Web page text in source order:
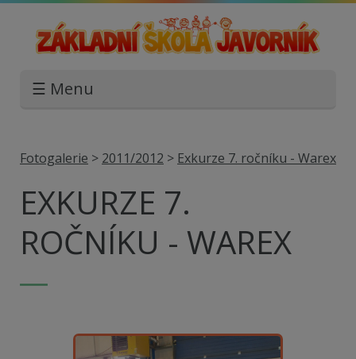
☰ Menu
Fotogalerie > 2011/2012 > Exkurze 7. ročníku - Warex
EXKURZE 7.
ROČNÍKU - WAREX